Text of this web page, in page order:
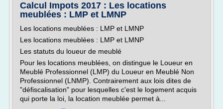
Calcul Impots 2017 : Les locations
meublées : LMP et LMNP
Les locations meublées : LMP et LMNP
Les locations meublées : LMP et LMNP
Les statuts du loueur de meublé
Pour les locations meublées, on distingue le Loueur en
Meublé Professionnel (LMP) du Loueur en Meublé Non
Professionnel (LNMP). Contrairement aux lois dites de
"défiscalisation" pour lesquelles c'est le logement acquis
qui porte la loi, la location meublée permet à...